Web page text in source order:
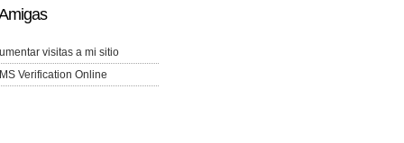
visitas a mi sitio
Verification Online